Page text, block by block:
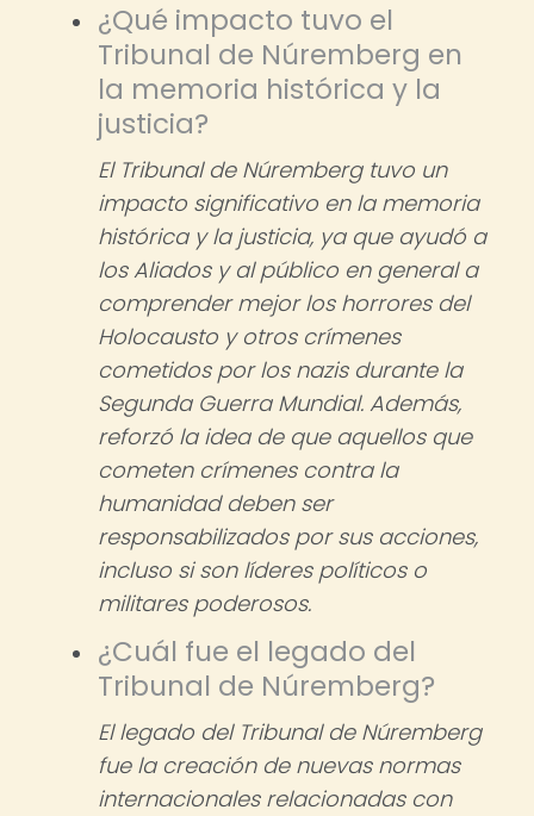
¿Qué impacto tuvo el
Tribunal de Núremberg en
la memoria histórica y la
justicia?
El Tribunal de Núremberg tuvo un
impacto significativo en la memoria
histórica y la justicia, ya que ayudó a
los Aliados y al público en general a
comprender mejor los horrores del
Holocausto y otros crímenes
cometidos por los nazis durante la
Segunda Guerra Mundial. Además,
reforzó la idea de que aquellos que
cometen crímenes contra la
humanidad deben ser
responsabilizados por sus acciones,
incluso si son líderes políticos o
militares poderosos.
¿Cuál fue el legado del
Tribunal de Núremberg?
El legado del Tribunal de Núremberg
fue la creación de nuevas normas
internacionales relacionadas con